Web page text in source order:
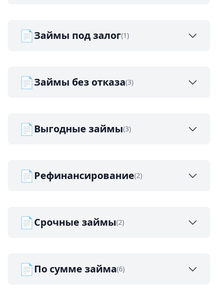
📄Займы под залог(1)
📄Займы без отказа(3)
📄Выгодные займы(3)
📄Рефинансирование(2)
📄Срочные займы(2)
📄По сумме займа(6)